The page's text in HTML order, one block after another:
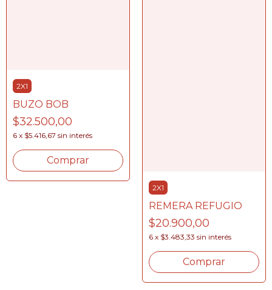
2X1
BUZO BOB
$32.500,00
6 x $5.416,67 sin interés
Comprar
2X1
REMERA REFUGIO
$20.900,00
6 x $3.483,33 sin interés
Comprar